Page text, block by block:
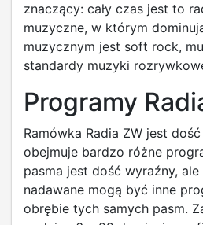
znaczący: cały czas jest to
muzyczne, w którym
muzycznym jest soft rock,
standardy muzyki
Programy
Ramówka Radia ZW jest
obejmuje bardzo różne
pasma jest dość wyraźny,
nadawane mogą być inne
obrębie tych samych pasm.